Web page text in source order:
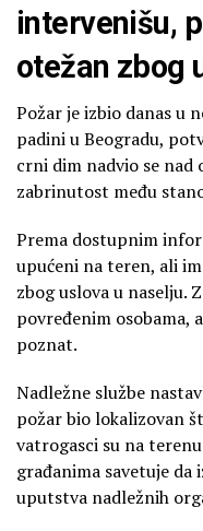
intervenišu,
otežan zbog
Požar je izbio danas u
padini u Beogradu,
crni dim nadvio se nad
zabrinutost među
Prema dostupnim
upućeni na teren, ali
zbog uslova u naselju.
povređenim osobama,
poznat.
Nadležne službe
požar bio lokalizovan
vatrogasci su na
građanima savetuje da
uputstva nadležnih